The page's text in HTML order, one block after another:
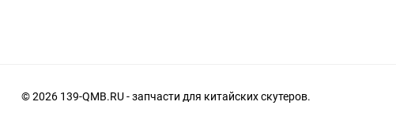
© 2026 139-QMB.RU - запчасти для китайских скутеров.